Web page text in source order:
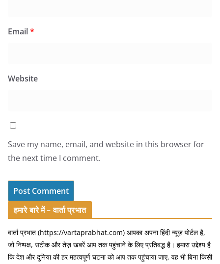
Email*
Website
Save my name, email, and website in this browser for
the next time I comment.
हमारे बारे में – वार्ता प्रभात
वार्ता प्रभात (https://vartaprabhat.com) आपका अपना हिंदी न्यूज़ पोर्टल है,
जो निष्पक्ष, सटीक और तेज़ खबरें आप तक पहुंचाने के लिए प्रतिबद्ध है। हमारा उद्देश्य है
कि देश और दुनिया की हर महत्वपूर्ण घटना को आप तक पहुंचाया जाए, वह भी बिना किसी